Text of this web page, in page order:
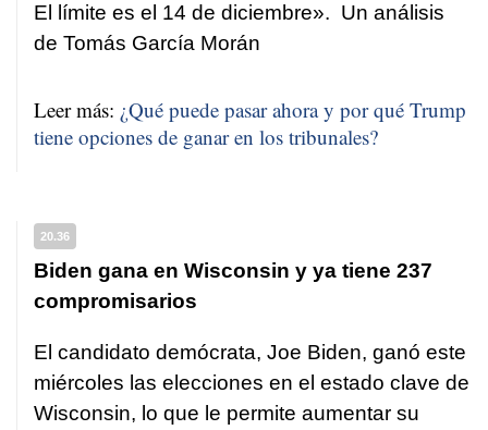
El límite es el 14 de diciembre». Un análisis
de Tomás García Morán
Leer más: ¿Qué puede pasar ahora y por qué Trump
tiene opciones de ganar en los tribunales?
20.36
Biden gana en Wisconsin y ya tiene 237
compromisarios
El candidato demócrata, Joe Biden, ganó este
miércoles las elecciones en el estado clave de
Wisconsin, lo que le permite aumentar su